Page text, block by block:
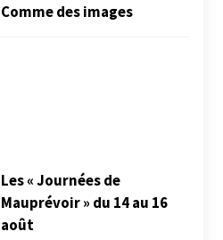
Comme des images
Les « Journées de
Mauprévoir » du 14 au 16
août